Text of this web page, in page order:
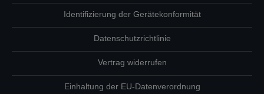
Identifizierung der Gerätekonformität
Datenschutzrichtlinie
Vertrag widerrufen
Einhaltung der EU-Datenverordnung